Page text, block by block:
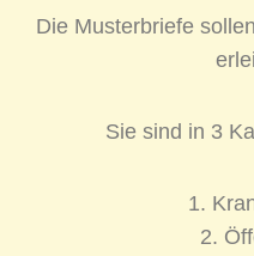
Die Musterbriefe
Sie sind in 3
1.
2.